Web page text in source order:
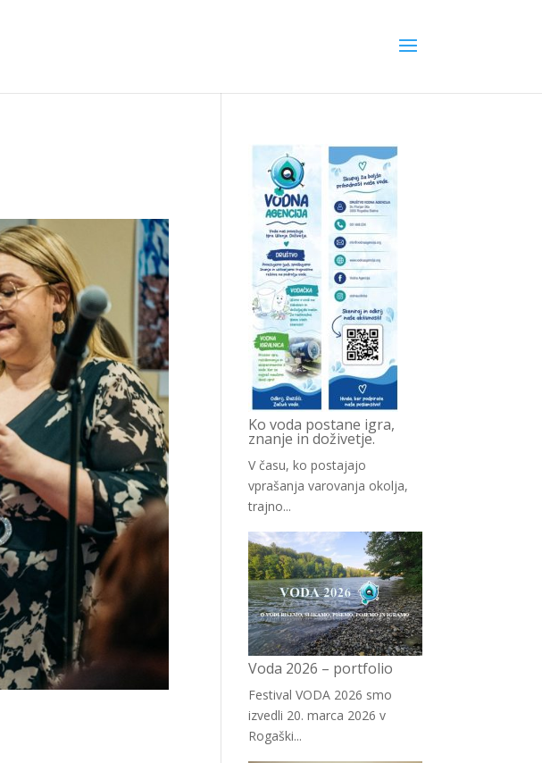
Ko voda postane igra,
znanje in doživetje.
V času, ko postajajo
vprašanja varovanja okolja,
trajno...
Voda 2026 – portfolio
Festival VODA 2026 smo
izvedli 20. marca 2026 v
Rogaški...